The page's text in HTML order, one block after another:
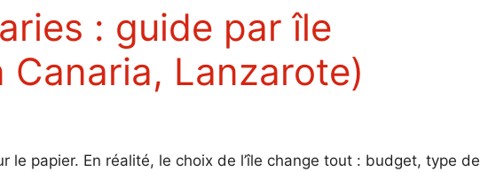
Canaria, Lanzarote)
le papier. En réalité, le choix de l’île change tout : budget, type de